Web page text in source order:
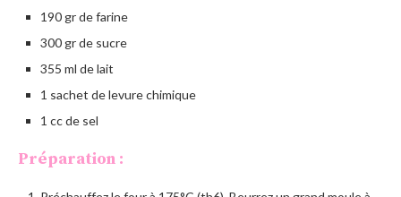
190 gr de farine
300 gr de sucre
355 ml de lait
1 sachet de levure chimique
1 cc de sel
Préparation :